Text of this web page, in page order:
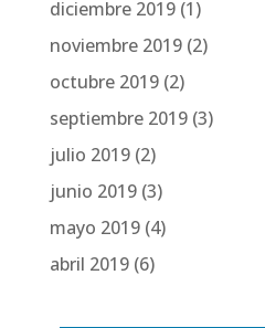
diciembre 2019(1)
noviembre 2019(2)
octubre 2019(2)
septiembre 2019(3)
julio 2019(2)
junio 2019(3)
mayo 2019(4)
abril 2019(6)